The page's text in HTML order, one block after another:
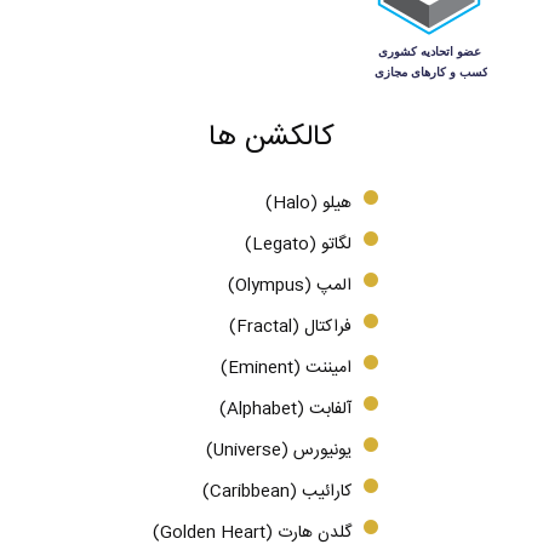
کالکشن ها
هیلو (Halo)
لگاتو (Legato)
المپ (Olympus)
فراکتال (Fractal)
امیننت (Eminent)
آلفابت (Alphabet)
یونیورس (Universe)
کارائیب (Caribbean)
گلدن هارت (Golden Heart)